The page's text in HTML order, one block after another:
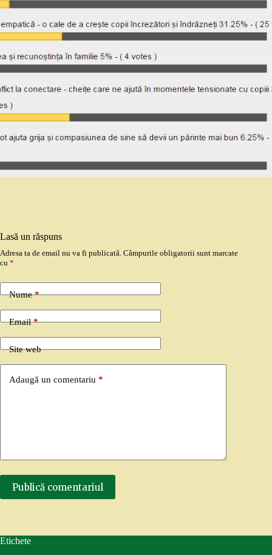
Lasă un răspuns
Adresa ta de email nu va fi publicată. Câmpurile obligatorii sunt marcate
cu *
Nume*
Email*
Site web
Adaugă un comentariu *
Publică comentariul
Etichete